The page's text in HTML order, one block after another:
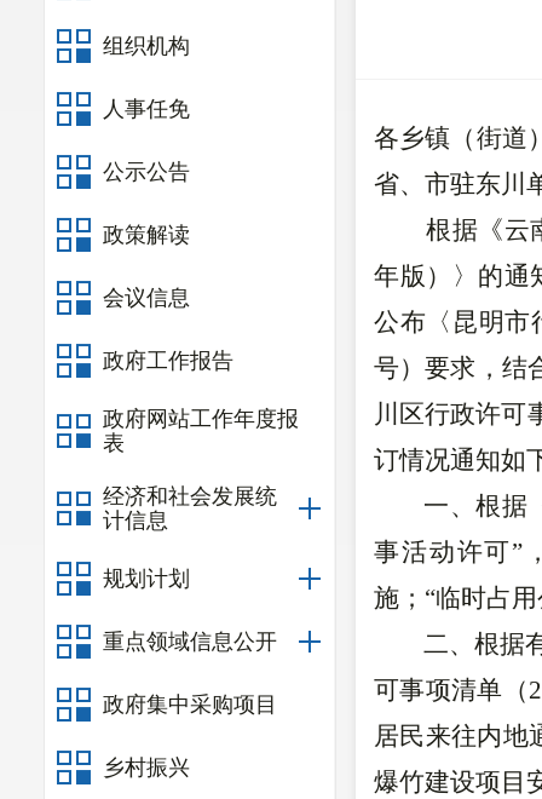
组织机构
人事任免
公示公告
政策解读
会议信息
政府工作报告
政府网站工作年度报
表
经济和社会发展统
计信息
规划计划
重点领域信息公开
政府集中采购项目
乡村振兴
各乡镇 （街道
省、市驻东川
根据《云
年版）〉的通
公布〈昆明市
号）要求，结
川区行政许可
订情况通知如
一、根据
事活动许可”
施；“临时占
二、根据
可事项清单（
居民来往内地
爆竹建设项目